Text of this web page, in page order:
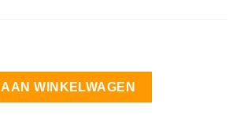
- 2 panelen landscape 10° aantal
WINKELWAGEN